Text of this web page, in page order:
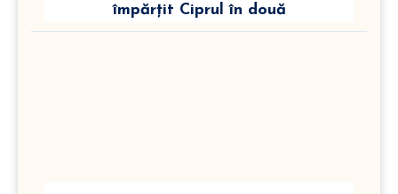
împărțit Ciprul în două